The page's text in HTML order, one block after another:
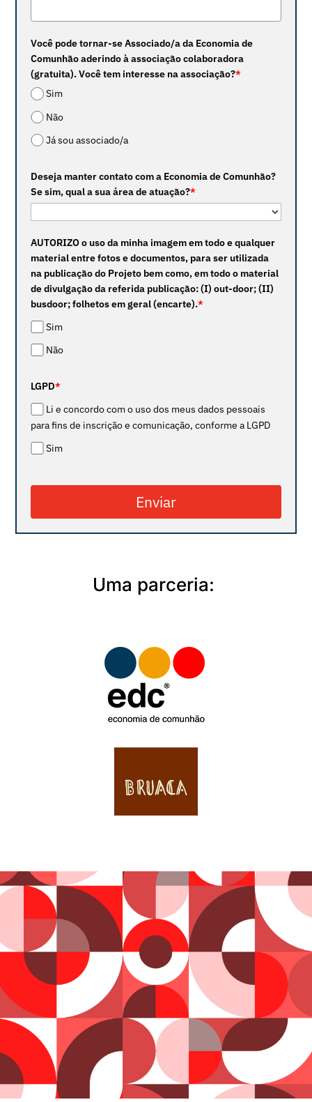
Você pode tornar-se Associado/a da Economia de
Comunhão aderindo à associação colaboradora
(gratuita). Você tem interesse na associação?*
Sim
Não
Já sou associado/a
Deseja manter contato com a Economia de Comunhão?
Se sim, qual a sua área de atuação?*
AUTORIZO o uso da minha imagem em todo e qualquer
material entre fotos e documentos, para ser utilizada
na publicação do Projeto bem como, em todo o material
de divulgação da referida publicação: (I) out-door; (II)
busdoor; folhetos em geral (encarte).*
Sim
Não
LGPD*
Li e concordo com o uso dos meus dados pessoais
para fins de inscrição e comunicação, conforme a LGPD
Sim
Enviar
Uma parceria: